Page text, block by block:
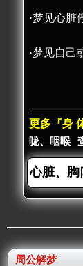
·梦见心
·梦见自
更多『身
咙、咽喉
周公解梦